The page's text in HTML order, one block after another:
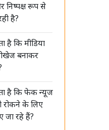
जनता के प्रति
प्रति नहीं: रंजीत
निष्पक्ष रूप से
है?
है कि मीडिया
बनाकर
है कि फेक न्यूज
रोकने के लिए
जा रहे हैं?